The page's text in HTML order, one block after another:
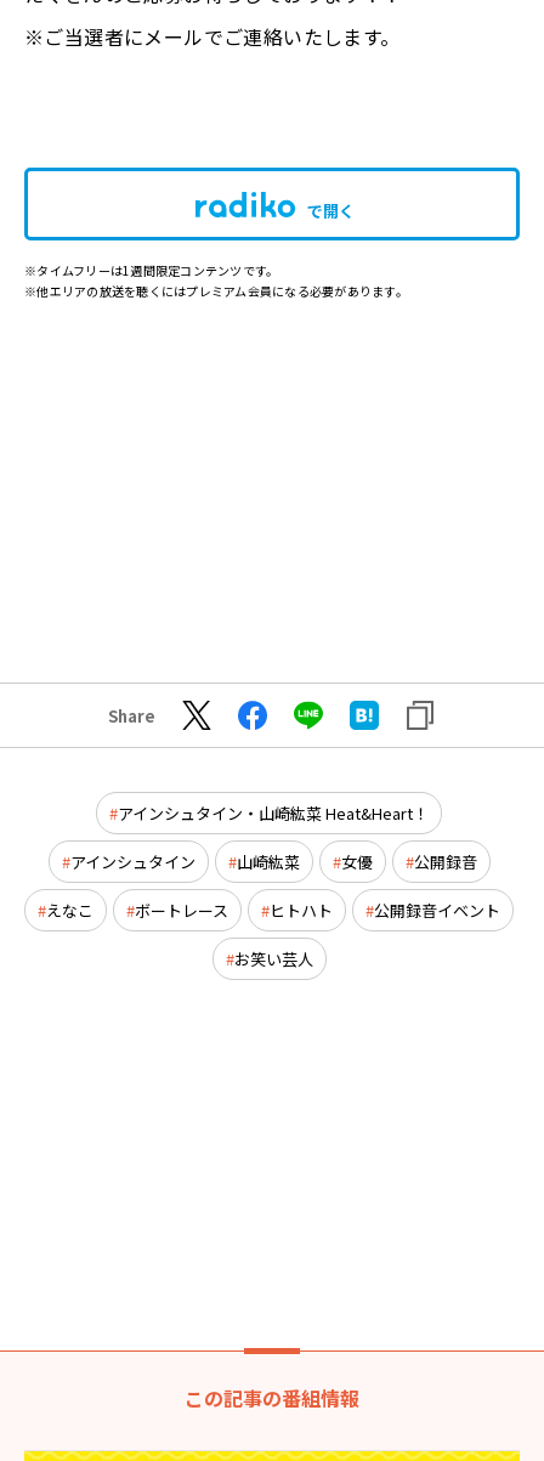
※ご当選者にメールでご連絡いたします。
で開く
※タイムフリーは1週間限定コンテンツです。
※他エリアの放送を聴くにはプレミアム会員になる必要があります。
Share
アインシュタイン・山崎紘菜 Heat&Heart！
アインシュタイン 山崎紘菜 女優 公開録音
えなこ ボートレース ヒトハト 公開録音イベント
お笑い芸人
この記事の番組情報